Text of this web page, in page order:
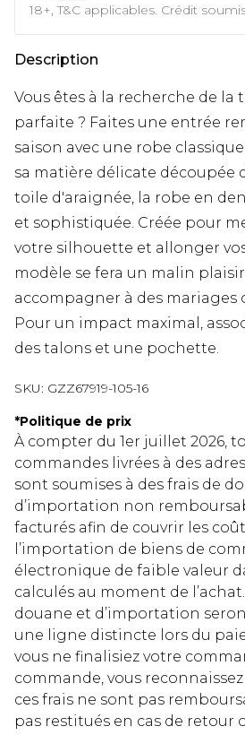
18+, T&C applicables. Crédit
Description
Vous êtes à la recherche de la
parfaite ? Faites une entrée
saison avec une robe
sa matière délicate découpée
toile d'araignée, la robe en
et sophistiquée. Créée pour
votre silhouette et allonger
modèle se fera un malin
accompagner à des mariages
Pour un impact maximal,
des talons et une pochette.
SKU: GZZ67919-105-16
*Politique de prix
À compter du 1er juillet 2026,
commandes livrées à des
sont soumises à des frais de
d’importation non
facturés afin de couvrir les
l’importation de biens de
électronique de faible valeur
calculés au moment de
douane et d’importation
une ligne distincte lors du
vous ne finalisiez votre
commande, vous
ces frais ne sont pas
pas restitués en cas de retour